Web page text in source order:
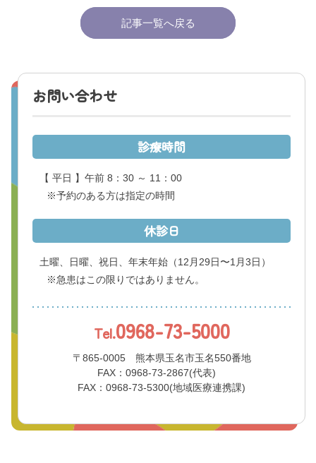
記事一覧へ戻る
お問い合わせ
診療時間
【 平日 】午前 8：30 ～ 11：00
※予約のある方は指定の時間
休診日
土曜、日曜、祝日、年末年始 （12月29日〜1月3日）
※急患はこの限りではありません。
Tel.0968-73-5000
〒865-0005 熊本県玉名市玉名550番地
FAX：0968-73-2867(代表)
FAX：0968-73-5300(地域医療連携課)